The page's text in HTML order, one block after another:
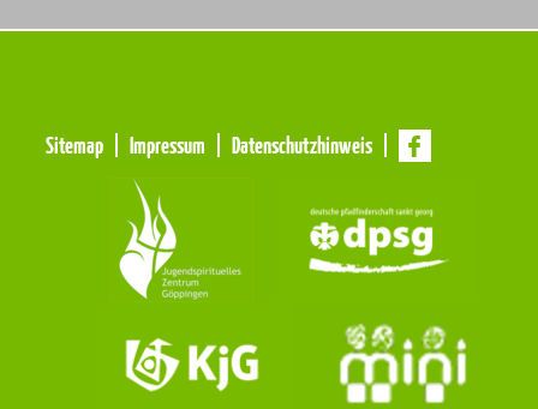
Navigation
Navigation
Sitemap Impressum Datenschutzhinweis